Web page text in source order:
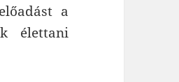
a
élettani